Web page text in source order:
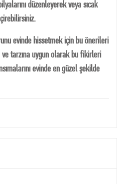
düzenleyerek veya sıcak
evinde hissetmek için bu önerileri
tarzına uygun olarak bu fikirleri
evinde en güzel şekilde